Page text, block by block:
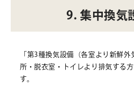
9. 集中換気
「第3種換気設備（各室より新鮮
所・脱衣室・トイレより排気する
す。